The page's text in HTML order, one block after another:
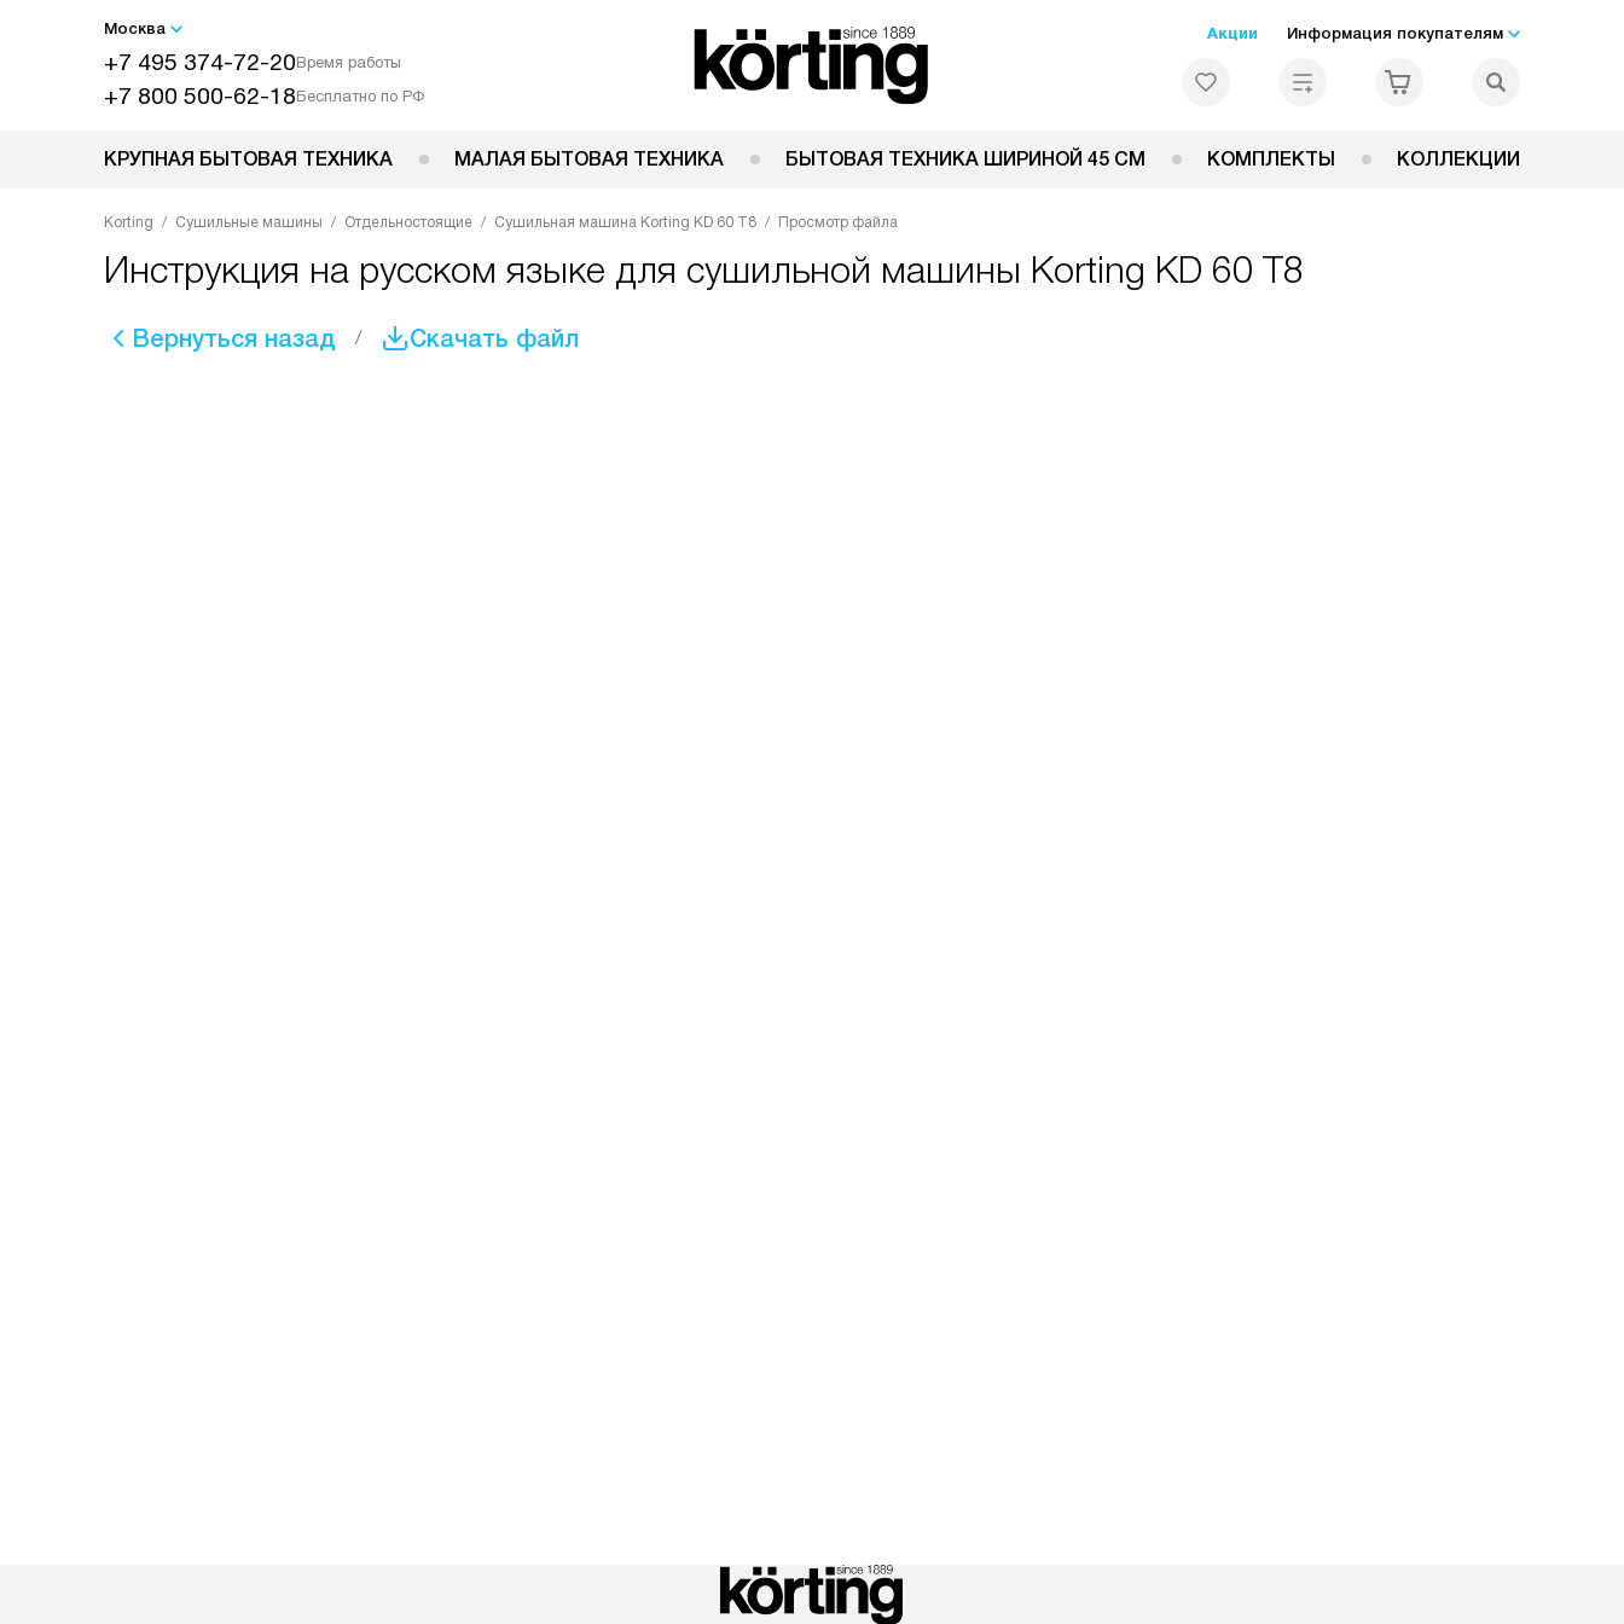
Москва
+7 495 374-72-20Время работы
+7 800 500-62-18Бесплатно по РФ
Акции Информация покупателям
КРУПНАЯ БЫТОВАЯ ТЕХНИКА МАЛАЯ БЫТОВАЯ ТЕХНИКА БЫТОВАЯ ТЕХНИКА ШИРИНОЙ 45 СМ КОМПЛЕКТЫ КОЛЛЕКЦИИ
Korting Сушильные машины Отдельностоящие Сушильная машина Korting KD 60 T8 Просмотр файла
Инструкция на русском языке для сушильной машины Korting KD 60 T8
Вернуться назад Скачать файл